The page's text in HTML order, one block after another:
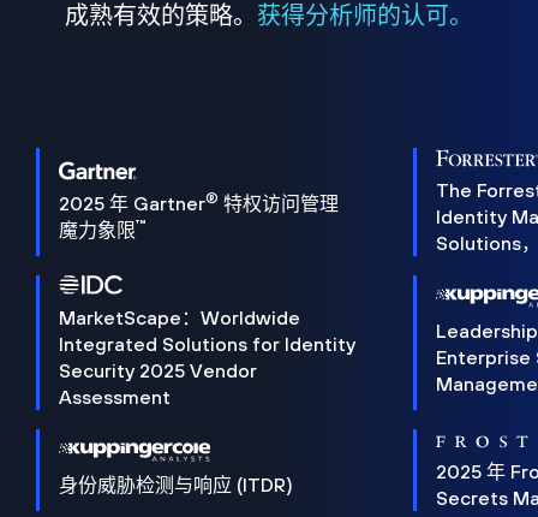
成熟有效的策略。 获得分析师的认可。
2025 年 Gartner® 特权访问管理
魔力象限™
The
Identity
Solutions
MarketScape：Worldwide
Integrated Solutions for Identity
Security 2025 Vendor
Assessment
Enterprise
身份威胁检测与响应 (ITDR)
2025 年
Secrets